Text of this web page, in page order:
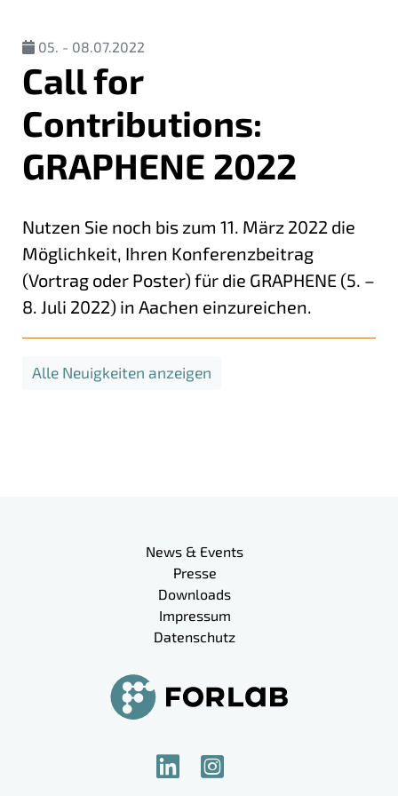
05. - 08.07.2022
Call for
Contributions:
GRAPHENE 2022
Nutzen Sie noch bis zum 11. März 2022 die
Möglichkeit, Ihren Konferenzbeitrag
(Vortrag oder Poster) für die GRAPHENE (5. –
8. Juli 2022) in Aachen einzureichen.
Alle Neuigkeiten anzeigen
News & Events
Presse
Downloads
Impressum
Datenschutz